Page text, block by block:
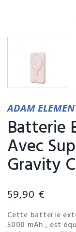
ADAM
Batterie
Avec
Gravity
59,90 €
Cette batterie
5000 mAh , est